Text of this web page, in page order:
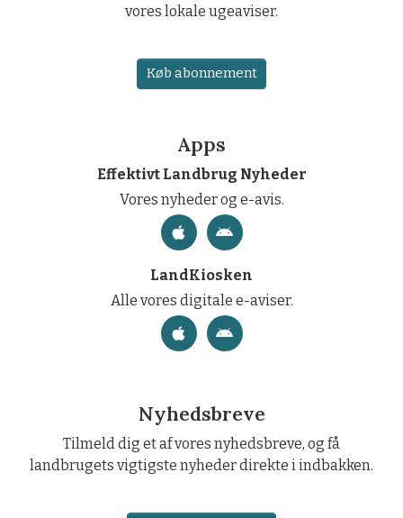
vores lokale ugeaviser.
Køb abonnement
Apps
Effektivt Landbrug Nyheder
Vores nyheder og e-avis.
LandKiosken
Alle vores digitale e-aviser.
Nyhedsbreve
Tilmeld dig et af vores nyhedsbreve, og få
landbrugets vigtigste nyheder direkte i indbakken.